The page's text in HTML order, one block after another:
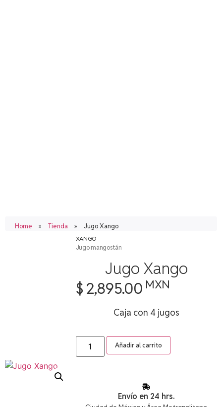
Home » Tienda » Jugo Xango
XANGO
Jugo mangostán
Jugo Xango
$ 2,895.00 MXN
Caja con 4 jugos
Añadir al carrito
Envío en 24 hrs.